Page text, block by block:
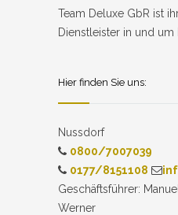
Team Deluxe GbR ist
Dienstleister in und um
Hier finden Sie uns:
Nussdorf
0800/7007039
0177/8151108
Geschäftsführer:
Werner